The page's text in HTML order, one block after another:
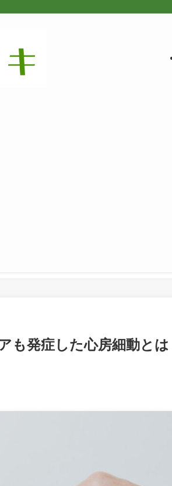
も発症した心房細動とは